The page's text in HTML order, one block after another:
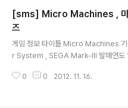
[sms] Micro Machines , 마
즈
게임 정보 타이틀 Micro Machines
r System , SEGA Mark-III 발매연도
ega Fusion v3.64 스크린샷 그외정보
0 0 2012. 11. 16.